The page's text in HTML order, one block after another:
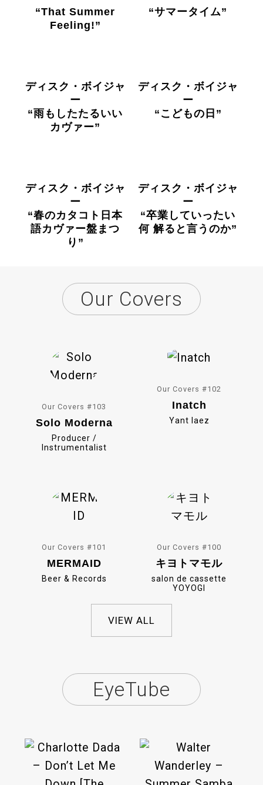
“That Summer
Feeling!”
“サマータイム”
ディスク・ボイジャ
ー
“雨もしたたるいい
カヴァー”
ディスク・ボイジャ
ー
“こどもの日”
ディスク・ボイジャ
ー
“春のカタコト日本
語カヴァー盤まつ
り”
ディスク・ボイジャ
ー
“卒業していったい
何 解ると言うのか”
Our Covers
Our Covers #103
Solo Moderna
Producer /
Instrumentalist
Our Covers #102
Inatch
Yant Iaez
Our Covers #101
MERMAID
Beer & Records
Our Covers #100
キヨトマモル
salon de cassette
YOYOGI
VIEW ALL
EyeTube